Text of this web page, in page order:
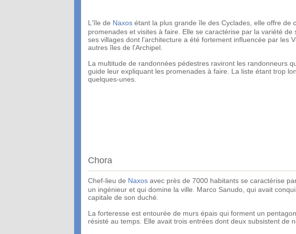
L'île de Naxos étant la plus grande île des Cyclades, elle offre de
promenades et visites à faire. Elle se caractérise par la variété
ses villages dont l'architecture a été fortement influencée par les
autres îles de l'Archipel.
La multitude de randonnées pédestres raviront les randonneurs
guide leur expliquant les promenades à faire. La liste étant trop
quelques-unes.
Chora
Chef-lieu de Naxos avec près de 7000 habitants se caractérise
un ingénieur et qui domine la ville. Marco Sanudo, qui avait
capitale de son duché.
La forteresse est entourée de murs épais qui forment un
résisté au temps. Elle avait trois entrées dont deux subsistent de